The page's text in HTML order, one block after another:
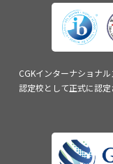
CGKインターナショナ
認定校として正式に認定